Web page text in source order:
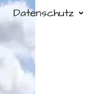
Datenschutz